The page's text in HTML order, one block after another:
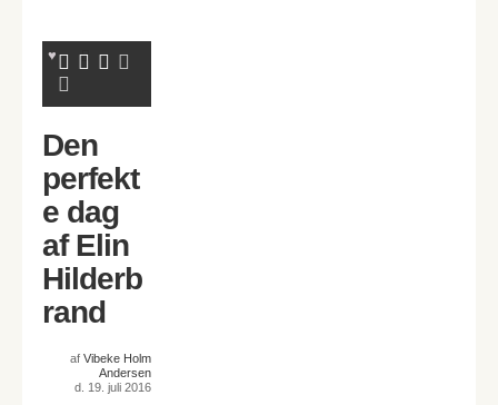
Den
perfekt
e dag
af Elin
Hilderb
rand
af Vibeke Holm
Andersen
d. 19. juli 2016